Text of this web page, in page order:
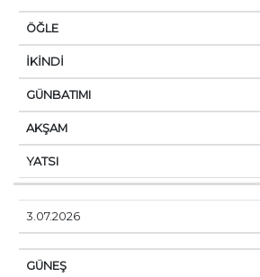
3.07.2026